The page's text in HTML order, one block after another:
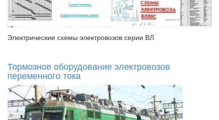
Электрические схемы электровозов серии ВЛ
Тормозное оборудование электровозов
переменного тока